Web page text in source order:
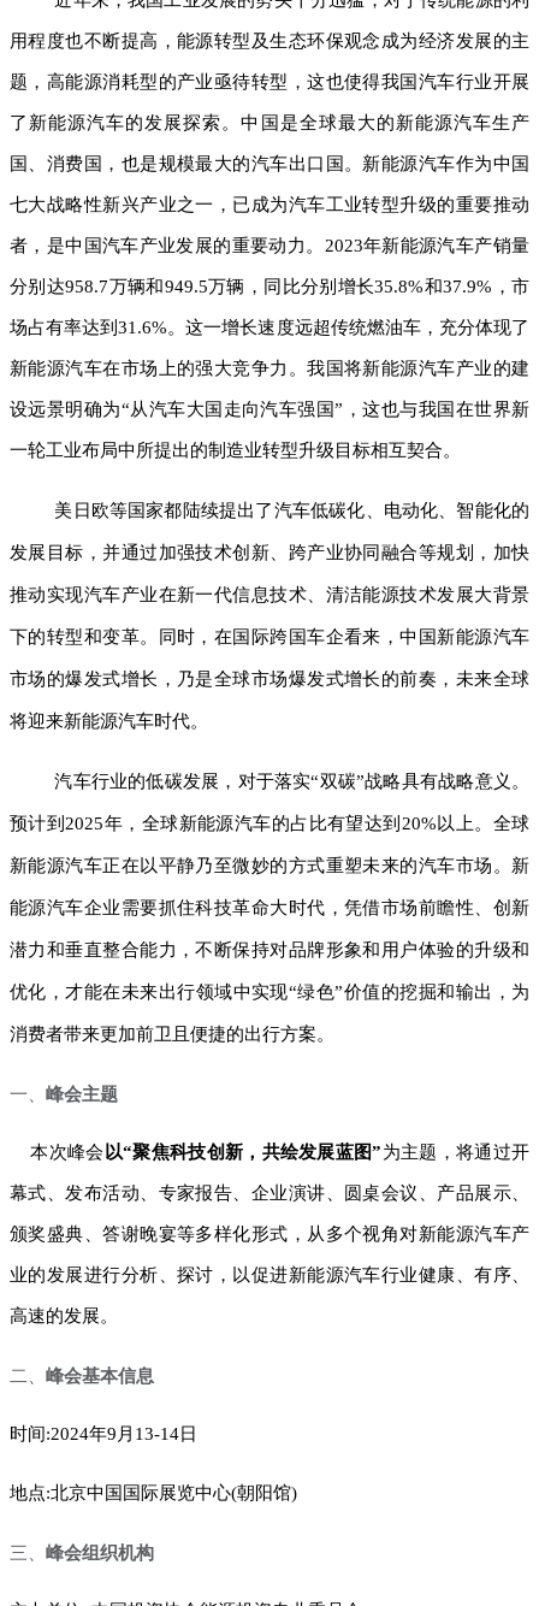
用程度也不断提高，能源转型及生态环保观念成为经济发展的主
题，高能源消耗型的产业亟待转型，这也使得我国汽车行业开展
了新能源汽车的发展探索。中国是全球最大的新能源汽车生产
国、消费国，也是规模最大的汽车出口国。新能源汽车作为中国
七大战略性新兴产业之一，已成为汽车工业转型升级的重要推动
者，是中国汽车产业发展的重要动力。 2023年新能源汽车产销量
分别达958.7万辆和949.5万辆，同比分别增长35.8%和37.9%，市
场占有率达到31.6%。这一增长速度远超传统燃油车，充分体现了
新能源汽车在市场上的强大竞争力。我国将新能源汽车产业的建
设远景明确为“从汽车大国走向汽车强国”，这也与我国在世界新
一轮工业布局中所提出的制造业转型升级目标相互契合。
美日欧等国家都陆续提出了汽车低碳化、电动化、智能化的
发展目标，并通过加强技术创新、跨产业协同融合等规划，加快
推动实现汽车产业在新一代信息技术、清洁能源技术发展大背景
下的转型和变革。同时，在国际跨国车企看来，中国新能源汽车
市场的爆发式增长，乃是全球市场爆发式增长的前奏，未来全球
将迎来新能源汽车时代。
汽车行业的低碳发展，对于落实“双碳”战略具有战略意义。
预计到2025年，全球新能源汽车的占比有望达到20%以上。全球
新能源汽车正在以平静乃至微妙的方式重塑未来的汽车市场。新
能源汽车企业需要抓住科技革命大时代，凭借市场前瞻性、创新
潜力和垂直整合能力，不断保持对品牌形象和用户体验的升级和
优化，才能在未来出行领域中实现“绿色”价值的挖掘和输出，为
消费者带来更加前卫且便捷的出行方案。
一、 峰会主题
本次峰会 以“聚焦科技创新，共绘发展蓝图”为主题，将通过开
幕式、发布活动、专家报告、企业演讲、圆桌会议、产品展示、
颁奖盛典、答谢晚宴等多样化形式，从多个视角对新能源汽车产
业的发展进行分析、探讨，以促进新能源汽车行业健康、有序、
高速的发展。
二、 峰会基本信息
时间:2024年9 月 13-14日
地点:北京中国国际展览中心(朝阳馆)
三、 峰会组织机构